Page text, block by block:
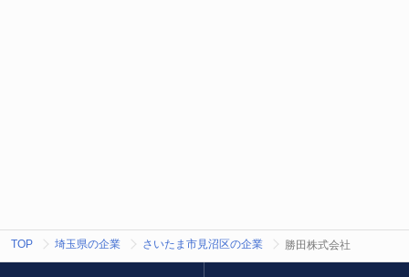
TOP 埼玉県の企業 さいたま市見沼区の企業 勝田株式会社